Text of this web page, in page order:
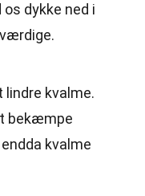
dykke ned i
kvalme.
bekæmpe
kvalme